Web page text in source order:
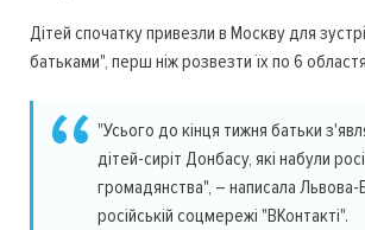
Дітей спочатку привезли в Москву для
батьками", перш ніж розвезти їх по 6
"Усього до кінця тижня батьки
дітей-сиріт Донбасу, які набули
громадянства", – написала Львова-
російській соцмережі "ВКонтакті".